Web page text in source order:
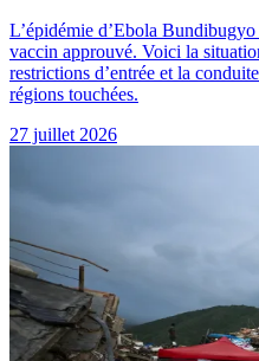
L’épidémie d’Ebola
vaccin approuvé. Voici la
restrictions d’entrée et la
régions touchées.
27 juillet 2026